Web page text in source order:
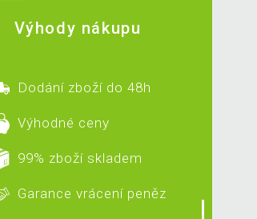
Výhody nákupu
Dodání zboží do 48h
Výhodné ceny
99% zboží skladem
Garance vrácení peněz